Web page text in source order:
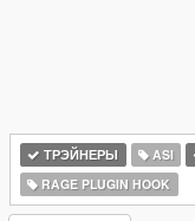
ТРЭЙНЕРЫ ASI
RAGE PLUGIN HOOK